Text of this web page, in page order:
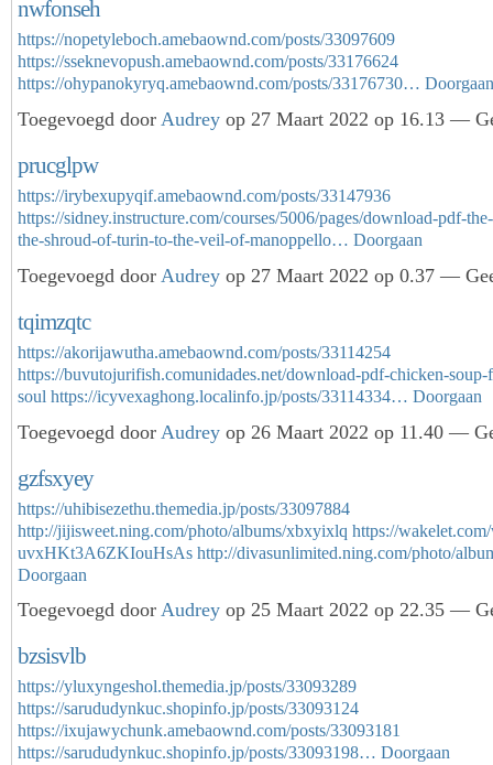
nwfonseh
https://nopetyleboch.amebaownd.com/posts/33097609
https://sseknevopush.amebaownd.com/posts/33176624
https://ohypanokyryq.amebaownd.com/posts/33176730… Doorgaan
Toegevoegd door Audrey op 27 Maart 2022 op 16.13 —
prucglpw
https://irybexupyqif.amebaownd.com/posts/33147936
https://sidney.instructure.com/courses/5006/pages/download-pdf-
the-shroud-of-turin-to-the-veil-of-manoppello… Doorgaan
Toegevoegd door Audrey op 27 Maart 2022 op 0.37 —
tqimzqtc
https://akorijawutha.amebaownd.com/posts/33114254
https://buvutojurifish.comunidades.net/download-pdf-chicken-soup-
soul https://icyvexaghong.localinfo.jp/posts/33114334… Doorgaan
Toegevoegd door Audrey op 26 Maart 2022 op 11.40 —
gzfsxyey
https://uhibisezethu.themedia.jp/posts/33097884
http://jijisweet.ning.com/photo/albums/xbxyixlq https://
uvxHKt3A6ZKIouHsAs http://divasunlimited.ning.com/photo/
Doorgaan
Toegevoegd door Audrey op 25 Maart 2022 op 22.35 —
bzsisvlb
https://yluxyngeshol.themedia.jp/posts/33093289
https://sarududynkuc.shopinfo.jp/posts/33093124
https://ixujawychunk.amebaownd.com/posts/33093181
https://sarududynkuc.shopinfo.jp/posts/33093198… Doorgaan